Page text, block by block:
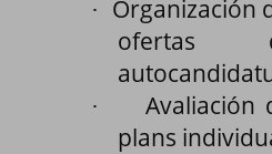
·
Organización
ofertas
·
Avaliación
plans